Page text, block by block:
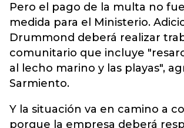
Pero el pago de la multa no
medida para el Ministerio.
Drummond deberá realizar
comunitario que incluye
al lecho marino y las playas",
Sarmiento.
Y la situación va en camino a
porque la empresa deberá